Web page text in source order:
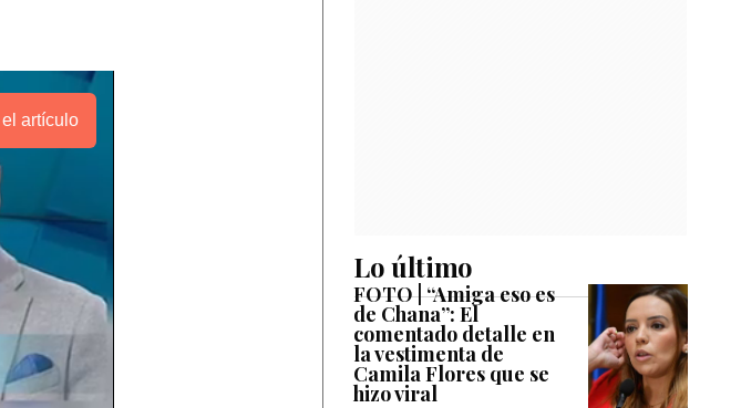
el artículo
Lo último
FOTO | “Amiga eso es
de Chana”: El
comentado detalle en
la vestimenta de
Camila Flores que se
hizo viral